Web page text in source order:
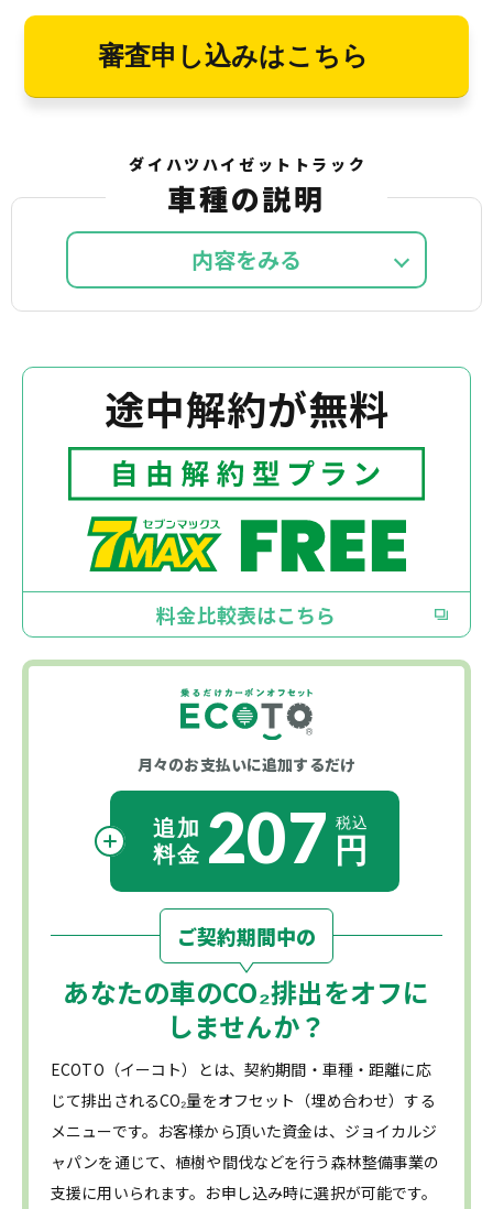
審査申し込みはこちら
ダイハツハイゼットトラック
車種の説明
内容を
途中解約が無料
料金比較表はこちら
月々のお支払いに追加するだけ
207
ご契約期間中の
あなたの車のCO₂排出をオフに
しませんか？
ECOTO（イーコト）とは、契約期間・車種・距離に応
じて排出されるCO₂量をオフセット（埋め合わせ）する
メニューです。お客様から頂いた資金は、ジョイカルジ
ャパンを通じて、植樹や間伐などを行う森林整備事業の
支援に用いられます。お申し込み時に選択が可能です。